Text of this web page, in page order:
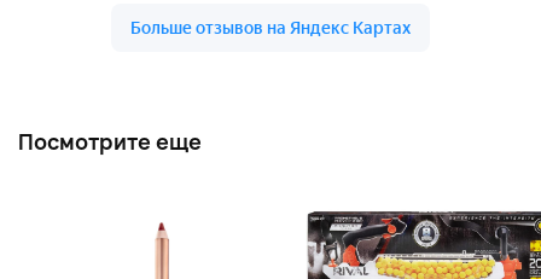
Посмотрите еще